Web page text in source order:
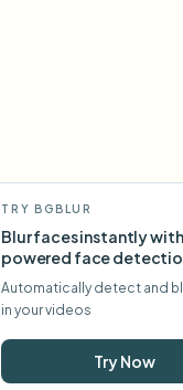
TRY BGBLUR
Blur faces instantly
powered face
Automatically detect and
in your videos
Try Now